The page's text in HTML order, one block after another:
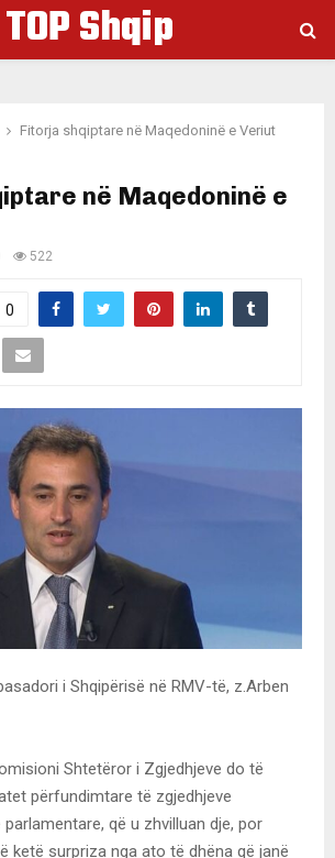
TOP Shqip
Fitorja shqiptare në Maqedoninë e Veriut
në Maqedoninë e
522
0
i Shqipërisë në RMV-të, z.Arben
Shtetëror i Zgjedhjeve do të
përfundimtare të zgjedhjeve
që u zhvilluan dje, por
ketë surpriza nga ato të dhëna që janë